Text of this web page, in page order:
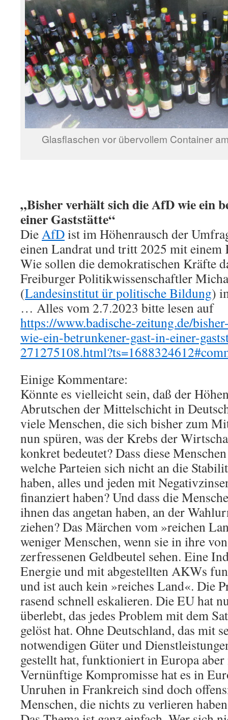
Glasflaschen vor übervollem Container
„Bisher verhält sich die AfD wie ein
einer Gaststätte“
DieAfDist im Höhenrausch der
einen Landrat und tritt 2025 mit einem
Wie sollen die demokratischen Kräfte
Freiburger Politikwissenschaftler
(Landesinstitut ür politische Bildung)
… Alles vom 2.7.2023 bitte lesen auf
https://www.badische-zeitung.de/
wie-ein-betrunkener-gast-in-einer-
Einige Kommentare:
Könnte es vielleicht sein, daß der
Abrutschen der Mittelschicht in
viele Menschen, die sich bisher zum
nun spüren, was der Krebs der
konkret bedeutet? Dass diese
welche Parteien sich nicht an die
haben, alles und jeden mit
finanziert haben? Und dass die
ihnen das angetan haben, an der
ziehen? Das Märchen vom »reichen
weniger Menschen, wenn sie in ihre
zerfressenen Geldbeutel sehen. Eine
Energie und mit abgestellten AKWs
und ist auch kein »reiches Land«. Die
rasend schnell eskalieren. Die EU hat
überlebt, das jedes Problem mit dem
gelöst hat. Ohne Deutschland, das mit
notwendigen Güter und
gestellt hat, funktioniert in Europa
Vernünftige Kompromisse hat es in
Unruhen in Frankreich sind doch
Menschen, die nichts zu verlieren